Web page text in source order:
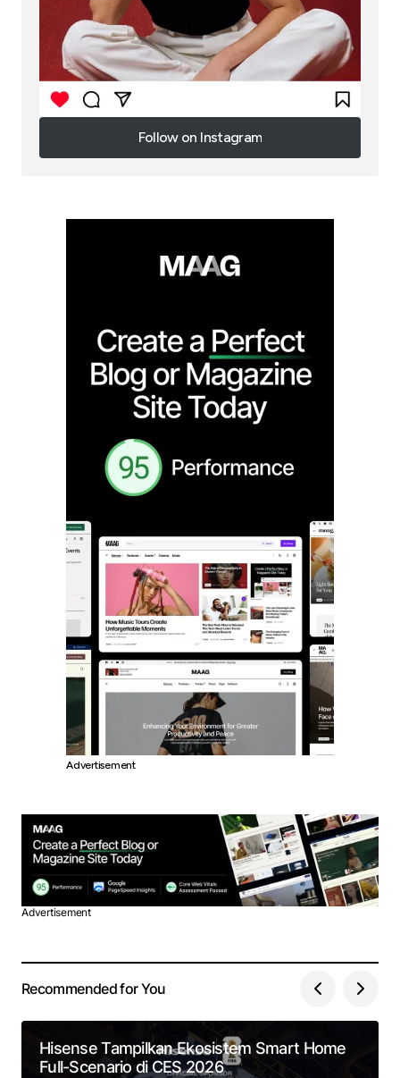
Follow on Instagram
Follow on Instagram
Advertisement
Advertisement
Recommended for You
Hisense Tampilkan Ekosistem Smart Home
Full-Scenario di CES 2026